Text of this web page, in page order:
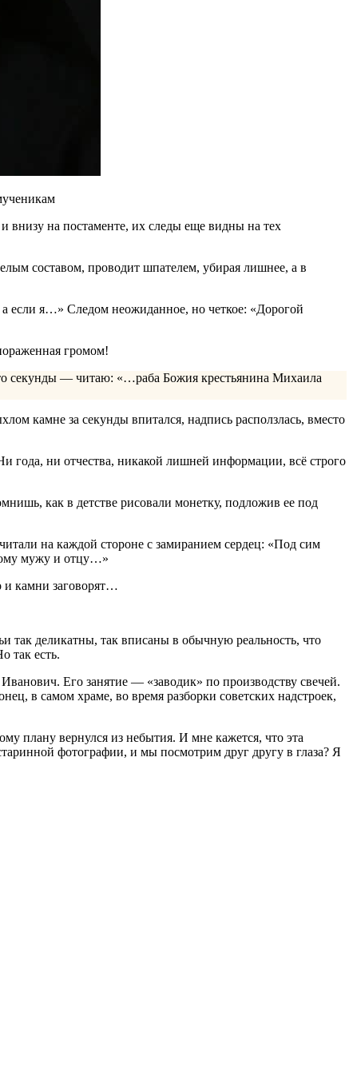
на постаменте, их следы еще видны на тех
составом, проводит шпателем, убирая лишнее, а в
если я…» Следом неожиданное, но четкое: «Дорогой
громом!
секунды — читаю: «…раба Божия крестьянина Михаила
камне за секунды впитался, надпись расползлась, вместо
года, ни отчества, никакой лишней информации, всё строго
как в детстве рисовали монетку, подложив ее под
на каждой стороне с замиранием сердец: «Под сим
мужу и отцу…»
и камни заговорят…
так деликатны, так вписаны в обычную реальность, что
так есть.
Его занятие — «заводик» по производству свечей.
в самом храме, во время разборки советских надстроек,
плану вернулся из небытия. И мне кажется, что эта
фотографии, и мы посмотрим друг другу в глаза? Я